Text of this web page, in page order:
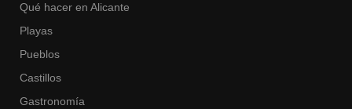
Qué hacer en Alicante
Playas
Pueblos
Castillos
Gastronomía